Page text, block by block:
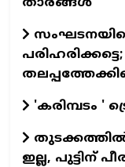
'കരിമ്പടം '
ഇല്ല, പുട്ടിന്